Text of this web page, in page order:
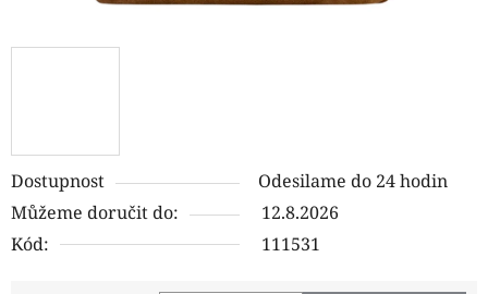
Dostupnost
Odesilame do 24 hodin
Můžeme doručit do:
12.8.2026
Kód:
111531